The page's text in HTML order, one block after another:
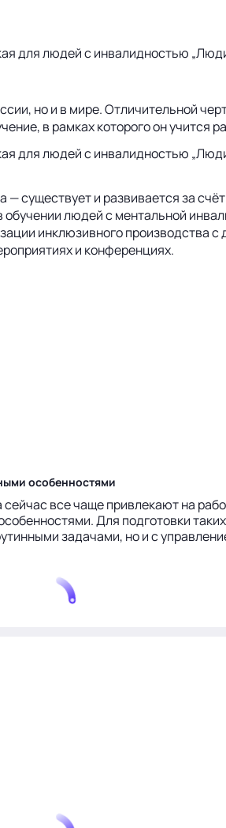
для людей с инвалидностью
но и в мире. Отличительной
в рамках которого он учится
для людей с инвалидностью
существует и развивается за
людей с ментальной
инклюзивного производства
и конференциях.
особенностями
все чаще привлекают на
Для подготовки
задачами, но и с